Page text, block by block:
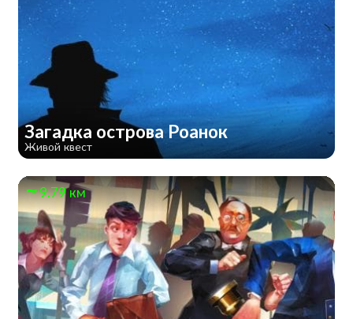
Загадка острова Роанок
Живой квест
9.79 км